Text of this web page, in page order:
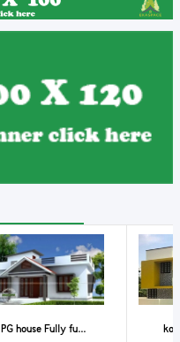
PG house Fully fu...